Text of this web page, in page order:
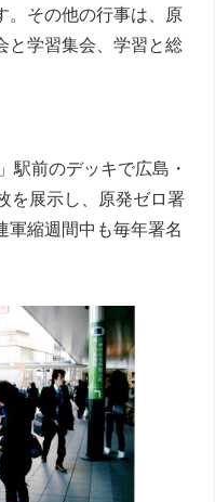
。その他の行事は、原
と学習集会、学習と総
駅前のデッキで広島・
を展示し、原発ゼロ署
軍縮週間中も毎年署名